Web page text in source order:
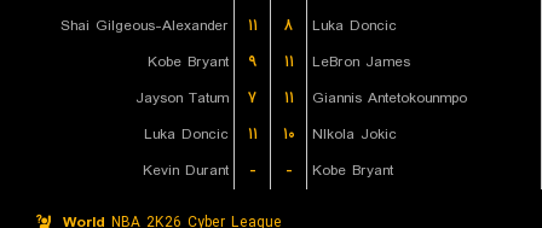
Shai Gilgeous-Alexander
۱۱ ۸
Luka Doncic
Kobe Bryant
۹ ۱۱
LeBron James
Jayson Tatum
۷ ۱۱
Giannis Antetokounmpo
Luka Doncic
۱۱ ۱۰
NIkola Jokic
Kevin Durant
- - Kobe Bryant
World NBA 2K26 Cyber League